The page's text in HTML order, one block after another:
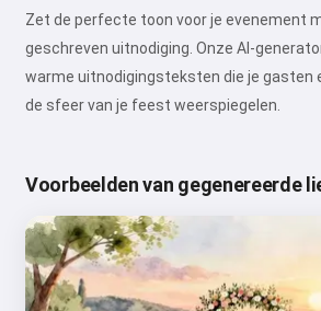
Zet de perfecte toon voor je evenement
geschreven uitnodiging. Onze AI-
warme uitnodigingsteksten die je gasten
de sfeer van je feest weerspiegelen.
Voorbeelden van gegenereerde